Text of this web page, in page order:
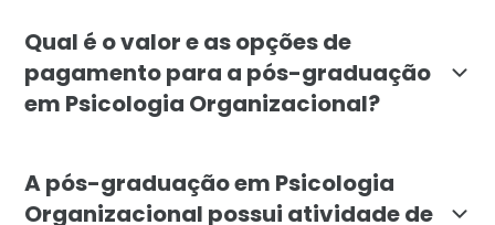
Qual é o valor e as opções de
pagamento para a pós-graduação
em Psicologia Organizacional?
A pós-graduação em Psicologia
Organizacional possui atividade de